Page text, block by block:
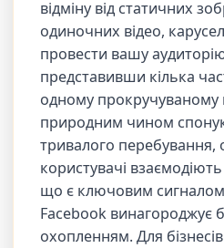
відміну від статичних
одиночних відео,
провести вашу
представивши кілька
одному прокручуваному
природним чином
тривалого перебування,
користувачі
що є ключовим
Facebook винагороджує
охопленням. Для